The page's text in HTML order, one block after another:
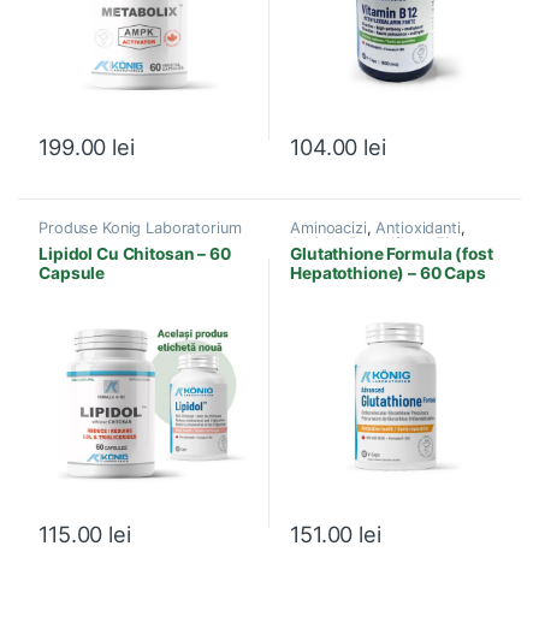
199.00 lei 104.00 lei
Produse Konig Laboratorium
Lipidol Cu Chitosan – 60
Capsule
115.00 lei
Aminoacizi,Antioxidanti,
Autism,Detoxifiere
Ficat,
Bila,Hepatite virale,
Imunitate,Metale Grele,
Glutathione Formula (fost
Hepatothione) – 60 Caps
151.00 lei